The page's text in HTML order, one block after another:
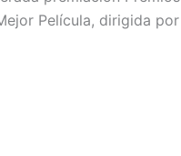
Película, dirigida por